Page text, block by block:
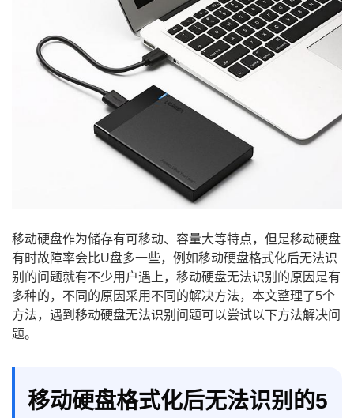
移动硬盘作为储存有可移动、容量大等特点，但是移动硬盘
有时故障率会比U盘多一些，例如移动硬盘格式化后无法识
别的问题就有不少用户遇上，移动硬盘无法识别的原因是有
多种的，不同的原因采用不同的解决方法，本文整理了5个
方法，遇到移动硬盘无法识别问题可以尝试以下方法解决问
题。
移动硬盘格式化后无法识别的5